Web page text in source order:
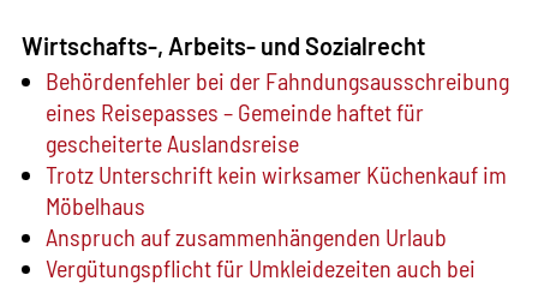
Wirtschafts-, Arbeits- und Sozialrecht
Behördenfehler bei der Fahndungsausschreibung
eines Reisepasses – Gemeinde haftet für
gescheiterte Auslandsreise
Trotz Unterschrift kein wirksamer Küchenkauf im
Möbelhaus
Anspruch auf zusammenhängenden Urlaub
Vergütungspflicht für Umkleidezeiten auch bei